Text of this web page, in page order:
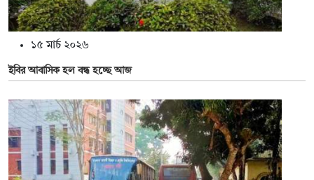
১৫ মার্চ ২০২৬
ইবির আবাসিক হল বন্ধ হচ্ছে আজ